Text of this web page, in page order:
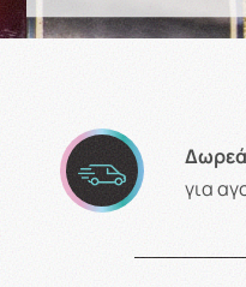
για